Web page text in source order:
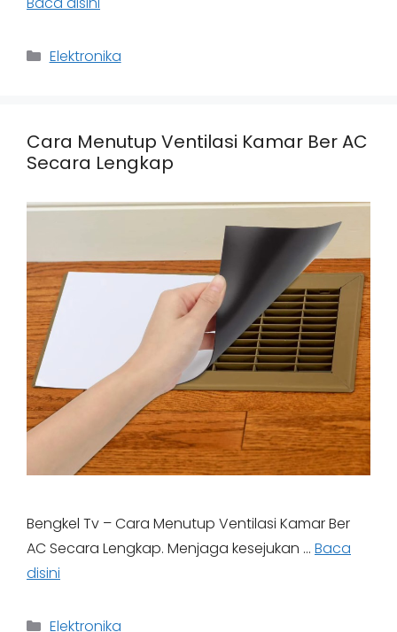
Categories
Elektronika
Cara Menutup Ventilasi Kamar Ber AC
Secara Lengkap
Bengkel Tv – Cara Menutup Ventilasi Kamar Ber
AC Secara Lengkap. Menjaga kesejukan … Baca
disini
Categories
Elektronika